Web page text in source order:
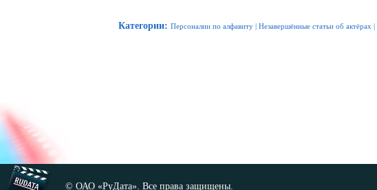
Категории: Персоналии по алфавиту Незавершённые статьи об актёрах
© ОАО «РуДата». Все права защищены.